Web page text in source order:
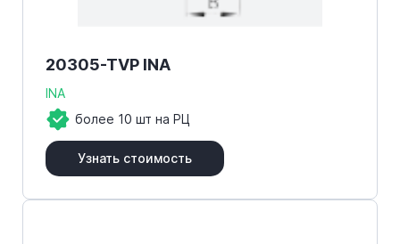
20305-TVP INA
INA
более 10 шт на РЦ
Узнать стоимость